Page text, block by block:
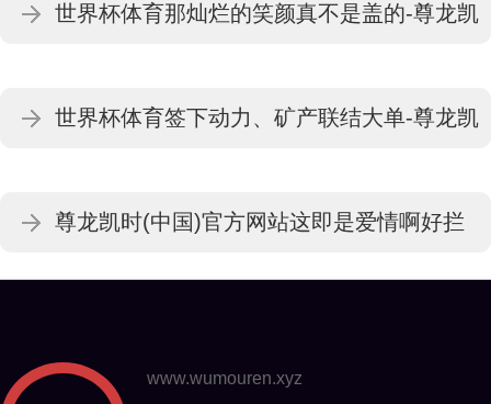
「中国」官方网站
世界杯体育那灿烂的笑颜真不是盖的-尊龙凯
世界杯体育签下动力、矿产联结大单-尊龙凯
尊龙凯时(中国)官方网站这即是爱情啊好拦
阻易买了台扫地机-尊龙凯龙时「中国」官方
www.wumouren.xyz